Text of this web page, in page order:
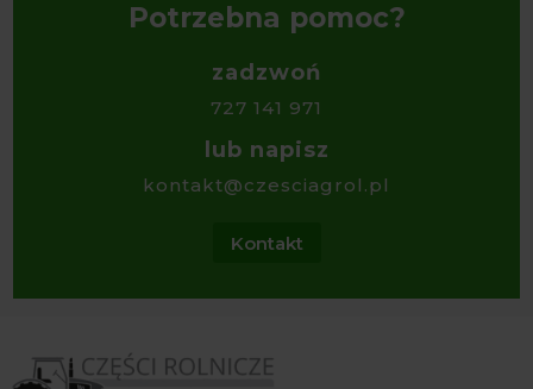
Potrzebna pomoc?
zadzwoń
727 141 971
lub napisz
kontakt@czesciagrol.pl
Kontakt